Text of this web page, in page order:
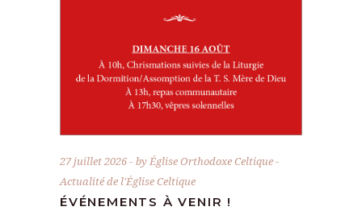
27 juillet 2026 by Église Orthodoxe Celtique
Actualité de l'Église Celtique
ÉVÉNEMENTS À VENIR !